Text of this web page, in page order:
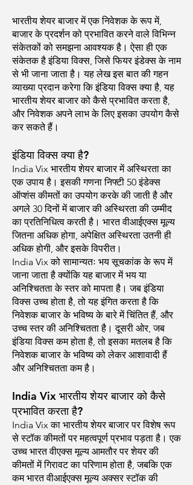
भारतीय शेयर बाजार में एक निवेशक के रूप में,
बाजार के प्रदर्शन को प्रभावित करने वाले विभिन्न
संकेतकों को समझना आवश्यक है। ऐसा ही एक
संकेतक है इंडिया विक्स, जिसे फियर इंडेक्स के नाम
से भी जाना जाता है। यह लेख इस बात की गहन
व्याख्या प्रदान करेगा कि इंडिया विक्स क्या है, यह
भारतीय शेयर बाजार को कैसे प्रभावित करता है,
और निवेशक अपने लाभ के लिए इसका उपयोग कैसे
कर सकते हैं।
इंडिया विक्स क्या है?
India Vix भारतीय शेयर बाजार में अस्थिरता का
एक उपाय है। इसकी गणना निफ्टी 50 इंडेक्स
ऑप्शंस कीमतों का उपयोग करके की जाती है और
अगले 30 दिनों में बाजार की अस्थिरता की उम्मीद
का प्रतिनिधित्व करती है। भारत वीआईएक्स मूल्य
जितना अधिक होगा, अपेक्षित अस्थिरता उतनी ही
अधिक होगी, और इसके विपरीत।
India Vix को सामान्यतः भय सूचकांक के रूप में
जाना जाता है क्योंकि यह बाजार में भय या
अनिश्चितता के स्तर को मापता है। जब इंडिया
विक्स उच्च होता है, तो यह इंगित करता है कि
निवेशक बाजार के भविष्य के बारे में चिंतित हैं, और
उच्च स्तर की अनिश्चितता है। दूसरी ओर, जब
इंडिया विक्स कम होता है, तो इसका मतलब है कि
निवेशक बाजार के भविष्य को लेकर आशावादी हैं
और अनिश्चितता कम है।
India Vix भारतीय शेयर बाजार को कैसे
प्रभावित करता है?
India Vix का भारतीय शेयर बाजार पर विशेष रूप
से स्टॉक कीमतों पर महत्वपूर्ण प्रभाव पड़ता है। एक
उच्च भारत वीएक्स मूल्य आमतौर पर शेयर की
कीमतों में गिरावट का परिणाम होता है, जबकि एक
कम भारत वीआईएक्स मूल्य अक्सर स्टॉक की